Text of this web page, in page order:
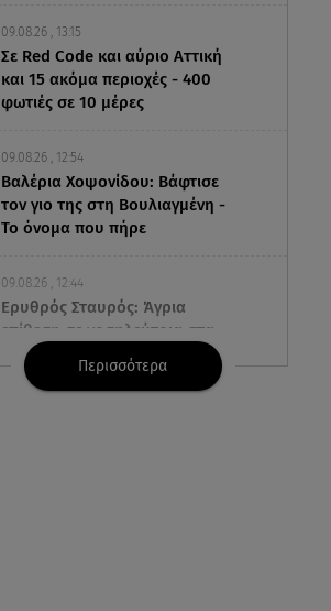
09.08.26 , 13:15
Σε Red Code και αύριο Αττική
και 15 ακόμα περιοχές - 400
φωτιές σε 10 μέρες
09.08.26 , 12:54
Βαλέρια Χοψονίδου: Βάφτισε
τον γιο της στη Βουλιαγμένη -
Το όνομα που πήρε
09.08.26 , 12:44
Ερυθρός Σταυρός: Άγρια
επίθεση σε νοσηλεύτρια στα
Επείγοντα
Περισσότερα